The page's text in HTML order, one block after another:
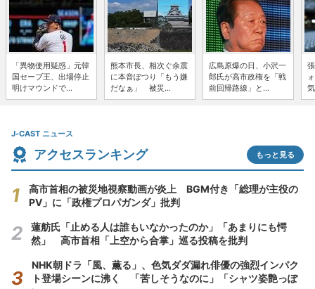
「異物使用疑惑」元韓
国セーブ王、出場停止
明けマウンドで...
熊本市長、相次ぐ余震
に本音ぽつり「もう嫌
だなぁ」 被災...
広島原爆の日、小沢一
郎氏が高市政権を「戦
前回帰路線」と...
J-CAST ニュース
アクセスランキング もっと見る
高市首相の被災地視察動画が炎上 BGM付き「総理が主役の
PV」に「政権プロパガンダ」批判
蓮舫氏「止める人は誰もいなかったのか」「あまりにも愕
然」 高市首相「上空から合掌」巡る投稿を批判
NHK朝ドラ「風、薫る」、色気ダダ漏れ俳優の強烈インパク
ト登場シーンに沸く 「苦しそうなのに」「シャツ姿艶っぽ